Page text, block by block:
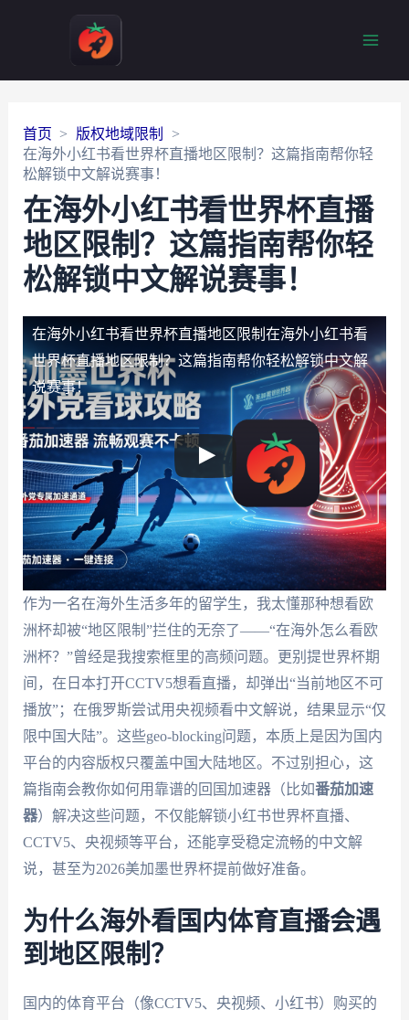
首页
版权地域限制
在海外小红书看世界杯直播地区限制？这篇指南帮你轻
松解锁中文解说赛事！
在海外小红书看世界杯直播
地区限制？这篇指南帮你轻
松解锁中文解说赛事！
在海外小红书看世界杯直播地区限制 在海外小红书看
世界杯直播地区限制？这篇指南帮你轻松解锁中文解
说赛事！
作为一名在海外生活多年的留学生，我太懂那种想看欧
洲杯却被“地区限制”拦住的无奈了——“在海外怎么看欧
洲杯？”曾经是我搜索框里的高频问题。更别提世界杯期
间，在日本打开CCTV5想看直播，却弹出“当前地区不可
播放”；在俄罗斯尝试用央视频看中文解说，结果显示“仅
限中国大陆”。这些geo-blocking问题，本质上是因为国内
平台的内容版权只覆盖中国大陆地区。不过别担心，这
篇指南会教你如何用靠谱的回国加速器（比如番茄加速
器）解决这些问题，不仅能解锁小红书世界杯直播、
CCTV5、央视频等平台，还能享受稳定流畅的中文解
说，甚至为2026美加墨世界杯提前做好准备。
为什么海外看国内体育直播会遇
到地区限制？
国内的体育平台（像CCTV5、央视频、小红书）购买的